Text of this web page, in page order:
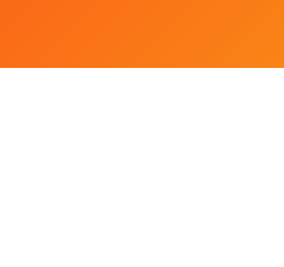
отношения между мужчиной и женщиной,